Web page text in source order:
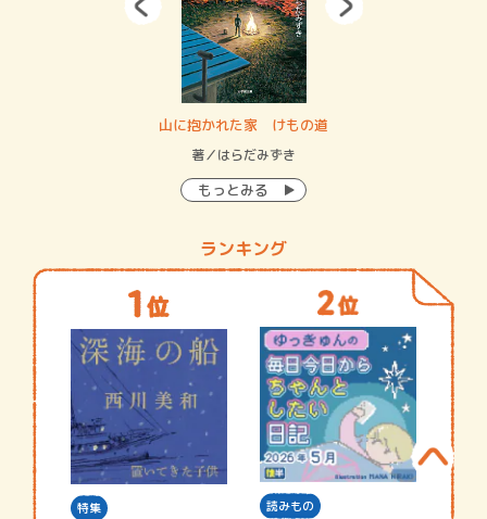
山に抱かれた家 けもの道
著／はらだみずき
もっとみる
ランキング
特集 読みもの